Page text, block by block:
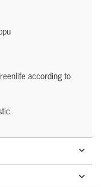
according to